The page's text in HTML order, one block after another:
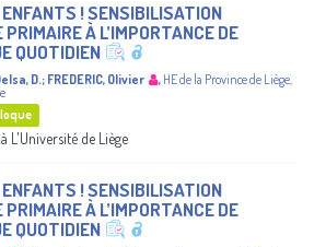
! SENSIBILISATION
PRIMAIRE À L’IMPORTANCE DE
QUOTIDIEN
D.; FREDERIC, Olivier , HE de la Province de Liège,
L'Université de Liège
! SENSIBILISATION
PRIMAIRE À L’IMPORTANCE DE
QUOTIDIEN